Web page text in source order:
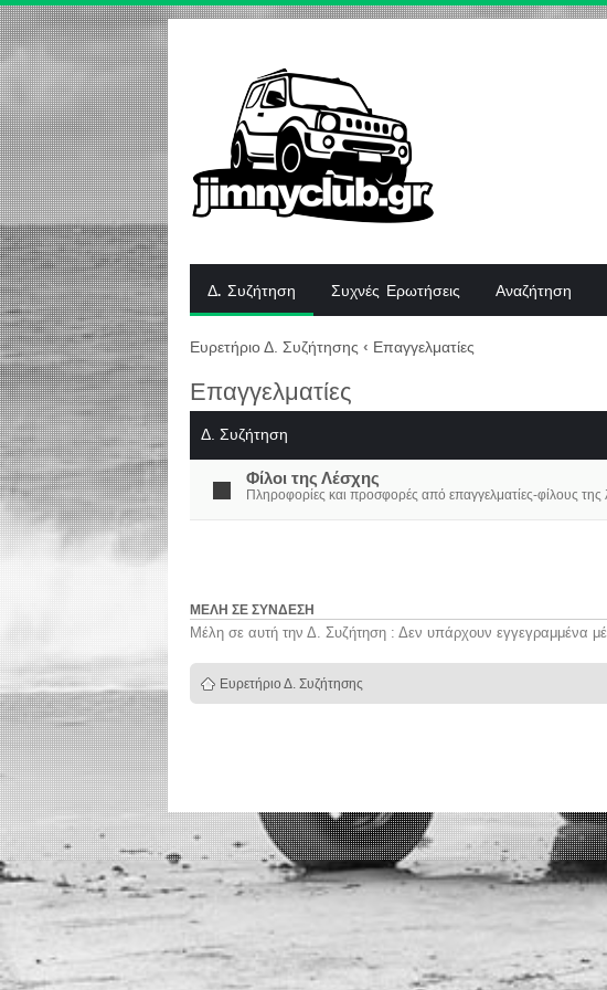
Δ. Συζήτηση Συχνές Ερωτήσεις Αναζήτηση
Ευρετήριο Δ. Συζήτησης ‹ Επαγγελματίες
Επαγγελματίες
Δ. Συζήτηση
Φίλοι της Λέσχης
Πληροφορίες και προσφορές από επαγγελματίες-φίλους της
ΜΈΛΗ ΣΕ ΣΎΝΔΕΣΗ
Μέλη σε αυτή την Δ. Συζήτηση : Δεν υπάρχουν εγγεγραμμένα
Ευρετήριο Δ. Συζήτησης